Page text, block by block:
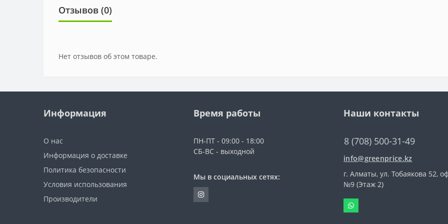
Отзывов (0)
Нет отзывов об этом товаре.
Информация
О нас
Информация о доставке
Политика безопасности
Условия использования
Производители
Время работы
ПН-ПТ - 09:00 - 18:00
СБ-ВС - выходной
Мы в социальных сетях:
Наши контакты
8 (708) 500-31-49
info@greenprice.kz
г. Алматы, ул. Тобаякова 52,
№9 (Этаж 2)